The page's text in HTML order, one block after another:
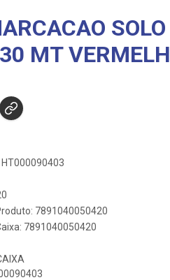
MT
7891040050420
7891040050420